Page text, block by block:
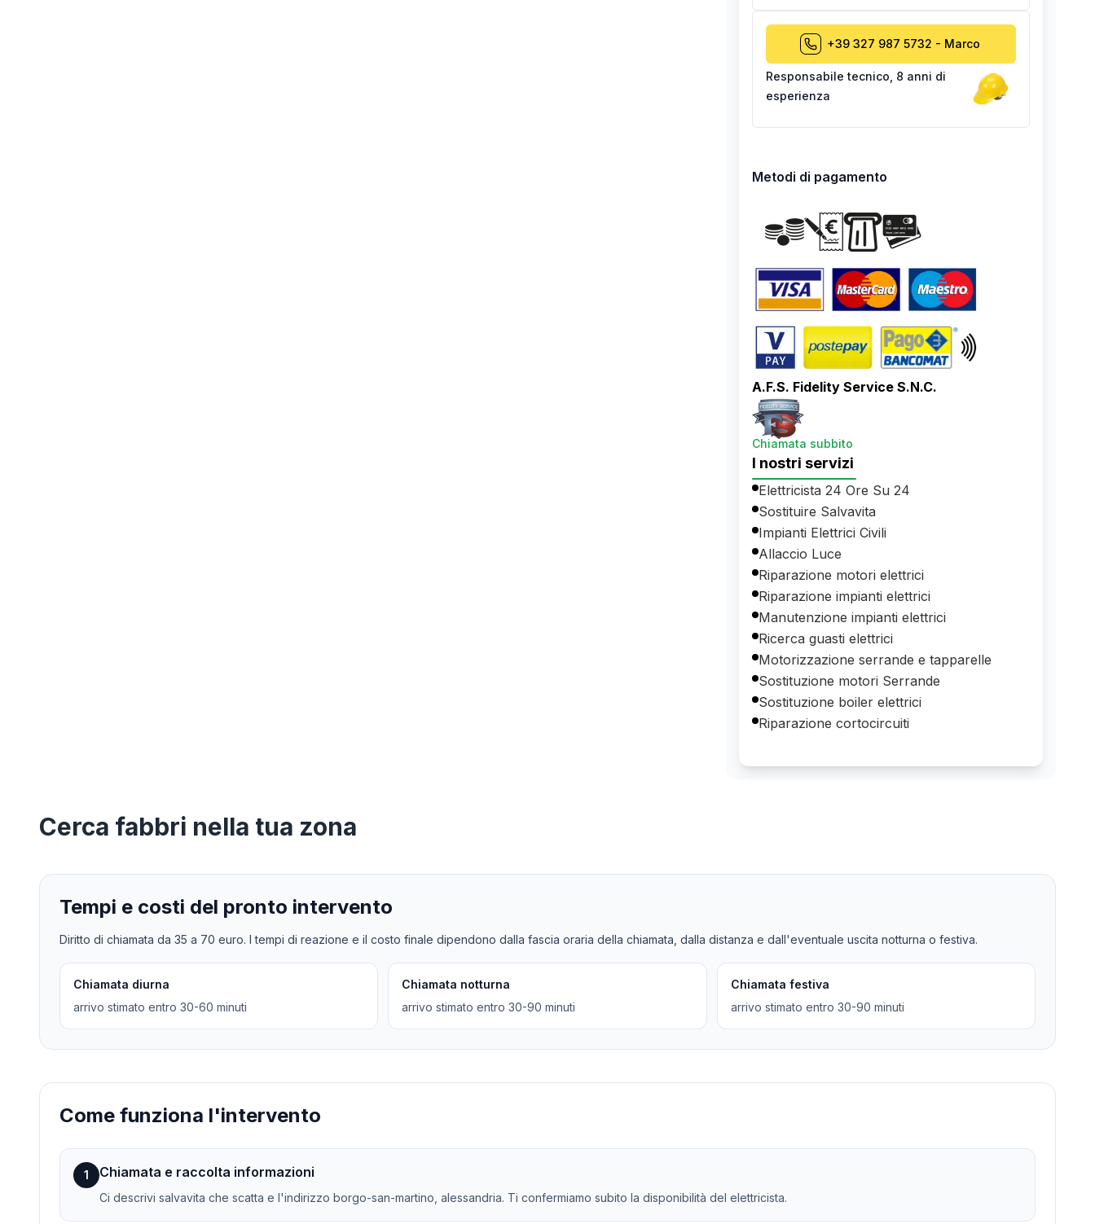
+39 327 987 5732 - Marco
Responsabile tecnico 8 anni di
esperienza
Metodi di pagamento
A.F.S. Fidelity Service S.N.C.
Chiamata subbito
I nostri servizi
Elettricista 24 Ore Su 24
Sostituire Salvavita
Impianti Elettrici Civili
Allaccio Luce
Riparazione motori elettrici
Riparazione impianti elettrici
Manutenzione impianti elettrici
Ricerca guasti elettrici
Motorizzazione serrande e tapparelle
Sostituzione motori Serrande
Sostituzione boiler elettrici
Riparazione cortocircuiti
Cerca fabbri nella tua zona
Tempi e costi del pronto intervento
Diritto di chiamata da 35 a 70 euro. I tempi di reazione e il costo finale dipendono dalla fascia oraria della chiamata, dalla distanza e dall'eventuale uscita notturna o festiva.
Chiamata diurna
arrivo stimato entro 30-60 minuti
Chiamata notturna
arrivo stimato entro 30-90 minuti
Chiamata festiva
arrivo stimato entro 30-90 minuti
Come funziona l'intervento
1 Chiamata e raccolta informazioni
Ci descrivi salvavita che scatta e l'indirizzo borgo-san-martino, alessandria. Ti confermiamo subito la disponibilità del elettricista.